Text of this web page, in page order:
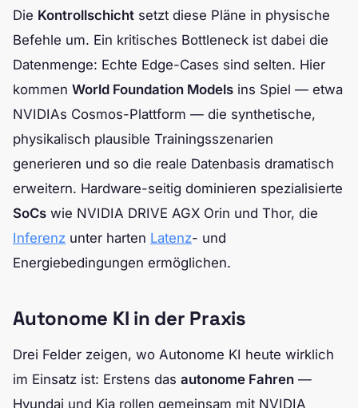
Die Kontrollschicht setzt diese Pläne in physische
Befehle um. Ein kritisches Bottleneck ist dabei die
Datenmenge: Echte Edge-Cases sind selten. Hier
kommen World Foundation Models ins Spiel — etwa
NVIDIAs Cosmos-Plattform — die synthetische,
physikalisch plausible Trainingsszenarien
generieren und so die reale Datenbasis dramatisch
erweitern. Hardware-seitig dominieren spezialisierte
SoCs wie NVIDIA DRIVE AGX Orin und Thor, die
Inferenz unter harten Latenz- und
Energiebedingungen ermöglichen.
Autonome KI in der Praxis
Drei Felder zeigen, wo Autonome KI heute wirklich
im Einsatz ist: Erstens das autonome Fahren —
Hyundai und Kia rollen gemeinsam mit NVIDIA